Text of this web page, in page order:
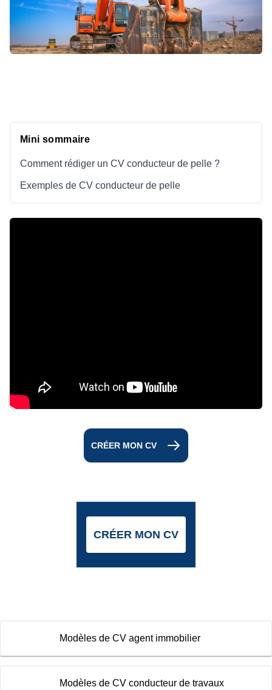
Mini sommaire
Comment rédiger un CV conducteur de pelle ?
Exemples de CV conducteur de pelle
CRÉER MON CV
CRÉER MON CV
Modèles de CV agent immobilier
Modèles de CV conducteur de travaux